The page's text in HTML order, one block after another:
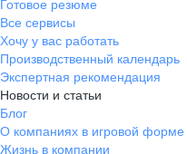
Готовое резюме
Все сервисы
Хочу у вас работать
Производственный календарь
Экспертная рекомендация
Новости и статьи
Блог
О компаниях в игровой форме
Жизнь в компании